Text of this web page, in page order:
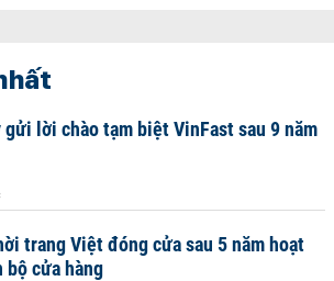
gửi lời chào tạm biệt VinFast sau 9 năm
trang Việt đóng cửa sau 5 năm hoạt
cửa hàng